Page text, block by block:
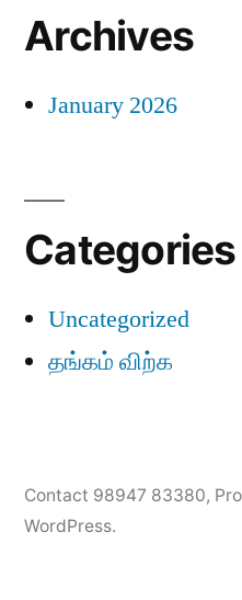
Archives
January 2026
Categories
Uncategorized
தங்கம் விற்க
Contact 98947 83380,
WordPress.